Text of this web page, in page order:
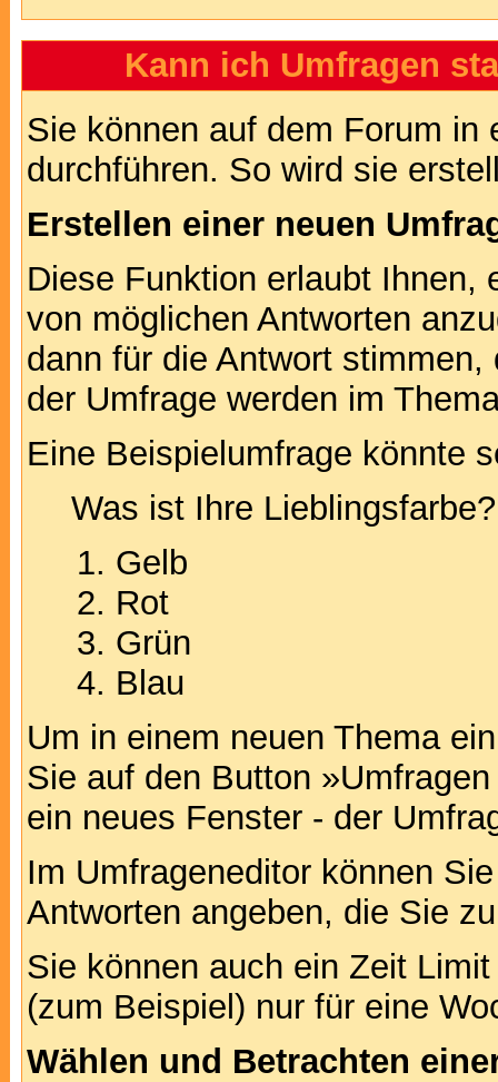
Kann ich Umfragen
Sie können auf dem Forum in
durchführen. So wird sie
Erstellen einer neuen
Diese Funktion erlaubt Ihnen,
von möglichen Antworten
dann für die Antwort
der Umfrage werden im
Eine Beispielumfrage könnte
Was ist Ihre Lieblingsfarbe?
Gelb
Rot
Grün
Blau
Um in einem neuen Thema
Sie auf den Button
ein neues Fenster - der
Im Umfrageneditor können
Antworten angeben, die Sie
Sie können auch ein Zeit
(zum Beispiel) nur für eine
Wählen und Betrachten